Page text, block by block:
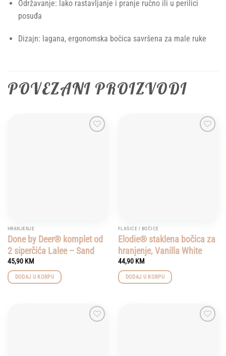
Održavanje: lako rastavljanje i pranje ručno ili u perilici
posuđa
Dizajn: lagana, ergonomska bočica savršena za male ruke
POVEZANI PROIZVODI
HRANJENJE
Done by Deer® komplet od
2 siperčića Lalee – Sand
45,90 KM
DODAJ U KORPU
FLAŠICE I BOČICE
Elodie® staklena bočica za
hranjenje, Vanilla White
44,90 KM
DODAJ U KORPU